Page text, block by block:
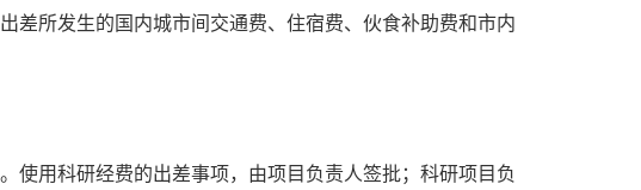
差所发生的国内城市间交通费、住宿费、伙食补助费和市内
使用科研经费的出差事项，由项目负责人签批；科研项目负